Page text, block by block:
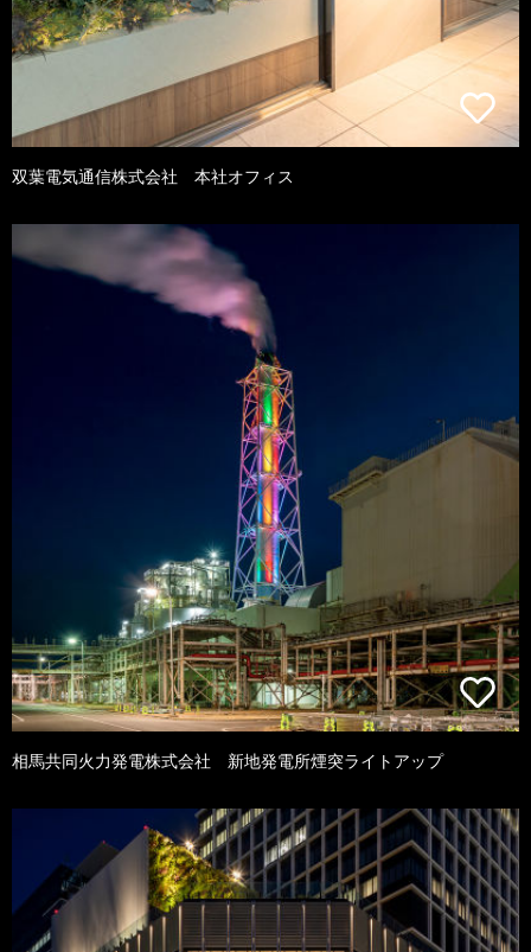
双葉電気通信株式会社 本社オフィス
相馬共同火力発電株式会社 新地発電所煙突ライトアップ